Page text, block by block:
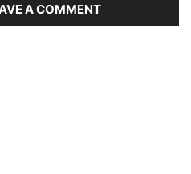
A COMMENT